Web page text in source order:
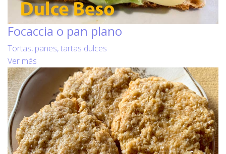
Focaccia o pan plano
Tortas, panes, tartas dulces
Ver más